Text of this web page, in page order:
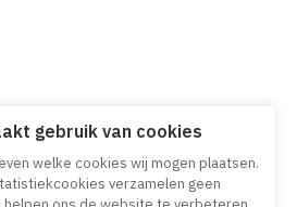
gebruik van cookies
welke cookies wij mogen plaatsen.
verzamelen geen